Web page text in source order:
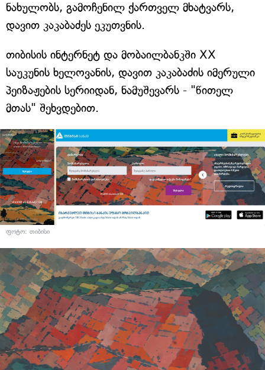
ნახულობს, გამოჩენილ ქართველ მხატვარს,
დავით კაკაბაძეს ეკუთვნის.
თიბისის ინტერნეტ და მობაილბანკში XX
საუკუნის ხელოვანის, დავით კაკაბაძის იმერული
პეიზაჟების სერიიდან, ნამუშევარს - "წითელ
მთას" შეხვდებით.
ფოტო: თიბისი